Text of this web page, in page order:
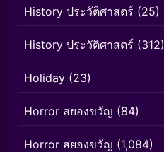
History ประวัติศาสตร์ (25)
History ประวัติศาสตร์ (312)
Holiday (23)
Horror สยองขวัญ (84)
Horror สยองขวัญ (1,084)